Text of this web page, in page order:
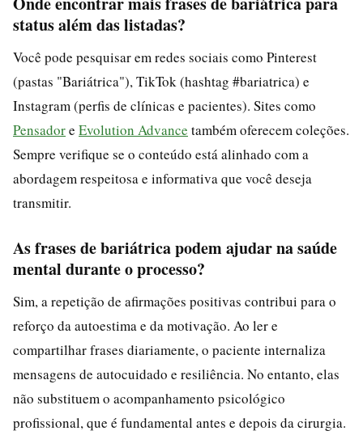
status além das listadas?
Você pode pesquisar em redes sociais como Pinterest
(pastas "Bariátrica"), TikTok (hashtag #bariatrica) e
Instagram (perfis de clínicas e pacientes). Sites como
Pensadore Evolution Advance também oferecem coleções.
Sempre verifique se o conteúdo está alinhado com a
abordagem respeitosa e informativa que você deseja
transmitir.
As frases de bariátrica podem ajudar na saúde
mental durante o processo?
Sim, a repetição de afirmações positivas contribui para o
reforço da autoestima e da motivação. Ao ler e
compartilhar frases diariamente, o paciente internaliza
mensagens de autocuidado e resiliência. No entanto, elas
não substituem o acompanhamento psicológico
profissional, que é fundamental antes e depois da cirurgia.